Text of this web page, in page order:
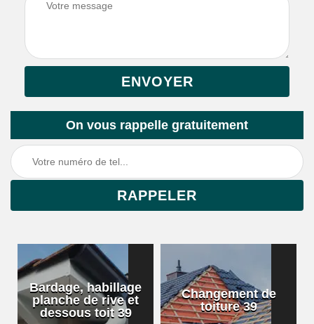
On vous rappelle gratuitement
Bardage, habillage
planche de rive et
dessous toit 39
Changement de
toiture 39